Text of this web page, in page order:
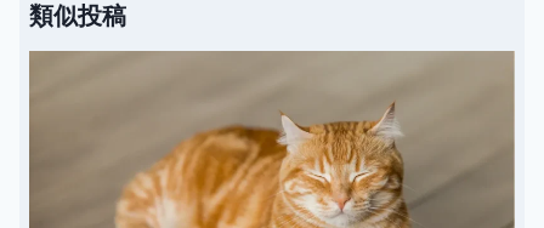
類似投稿